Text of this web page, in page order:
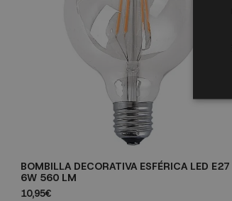
BOMBILLA DECORATIVA ESFÉRICA LED E27
6W 560 LM
10,95€